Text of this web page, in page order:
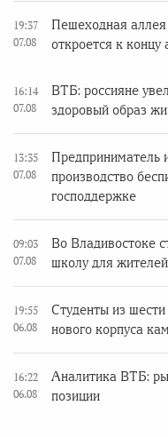
19:37
07.08
Пешеходная
откроется к концу
16:14
07.08
ВТБ: россияне
здоровый образ
13:35
07.08
Предприниматель
производство
господдержке
09:03
07.08
Во Владивостоке
школу для
19:55
06.08
Студенты из
нового корпуса
16:22
06.08
Аналитика ВТБ:
позиции